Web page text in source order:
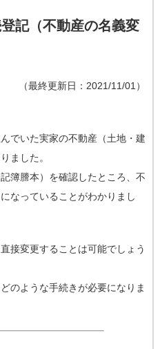
記（不動産の名義変
（最終更新日：2021/11/01）
でいた実家の不動産（土地・建
ました。
簿謄本）を確認したところ、不
になっていることがわかりまし
接変更することは可能でしょう
のような手続きが必要になりま